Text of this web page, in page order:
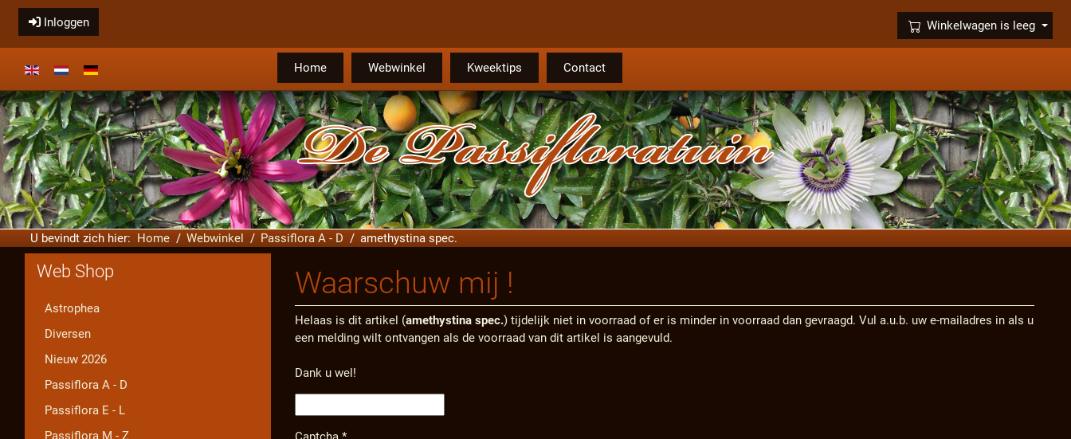
Inloggen Winkelwagen is leeg
×
Selecteer de taal Home Webwinkel Kweektips Contact
U bevindt zich hier: Home Webwinkel Passiflora A - D amethystina spec.
Waarschuw mij !
Helaas is dit artikel (amethystina spec.) tijdelijk niet in voorraad of er is minder in voorraad dan gevraagd. Vul a.u.b. uw e-mailadres in als u
een melding wilt ontvangen als de voorraad van dit artikel is aangevuld.
Dank u wel!
Web Shop
Astrophea
Diversen
Nieuw 2026
Passiflora A - D
Passiflora E - L
Passiflora M - Z